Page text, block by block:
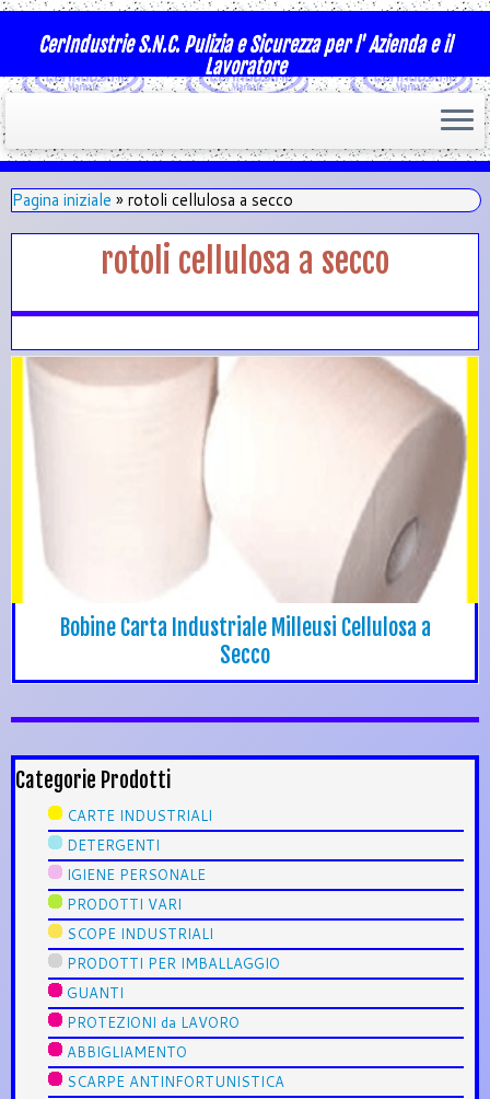
CerIndustrie S.N.C. Pulizia e Sicurezza per l' Azienda e il
Lavoratore
Pagina iniziale » rotoli cellulosa a secco
rotoli cellulosa a secco
Bobine Carta Industriale Milleusi Cellulosa a
Secco
Categorie Prodotti
CARTE INDUSTRIALI
DETERGENTI
IGIENE PERSONALE
PRODOTTI VARI
SCOPE INDUSTRIALI
PRODOTTI PER IMBALLAGGIO
GUANTI
PROTEZIONI da LAVORO
ABBIGLIAMENTO
SCARPE ANTINFORTUNISTICA